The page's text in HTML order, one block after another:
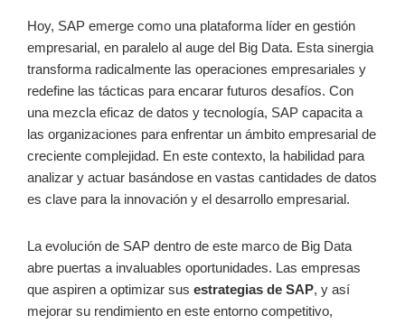
Hoy, SAP emerge como una plataforma líder en gestión
empresarial, en paralelo al auge del Big Data. Esta sinergia
transforma radicalmente las operaciones empresariales y
redefine las tácticas para encarar futuros desafíos. Con
una mezcla eficaz de datos y tecnología, SAP capacita a
las organizaciones para enfrentar un ámbito empresarial de
creciente complejidad. En este contexto, la habilidad para
analizar y actuar basándose en vastas cantidades de datos
es clave para la innovación y el desarrollo empresarial.
La evolución de SAP dentro de este marco de Big Data
abre puertas a invaluables oportunidades. Las empresas
que aspiren a optimizar sus estrategias de SAP, y así
mejorar su rendimiento en este entorno competitivo,